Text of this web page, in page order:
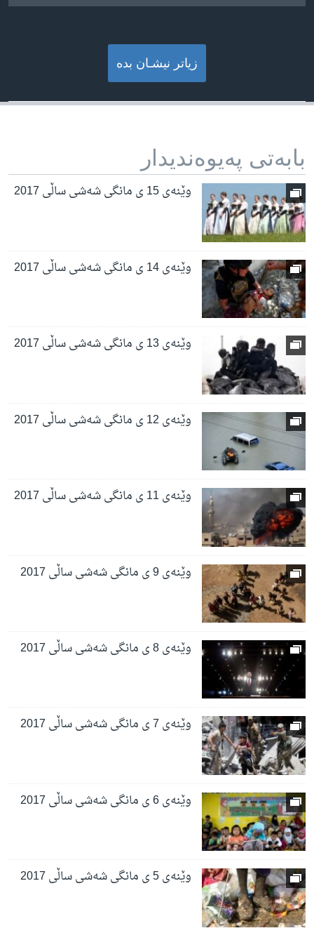
زیاتر نیشـان بده‌
بابه‌تی په‌یوه‌ندیدار
وێنەی 15 ی مانگی شەشی ساڵی 2017
وێنەی 14 ی مانگی شەشی ساڵی 2017
وێنەی 13 ی مانگی شەشی ساڵی 2017
وێنەی 12 ی مانگی شەشی ساڵی 2017
وێنەی 11 ی مانگی شەشی ساڵی 2017
وێنەی 9 ی مانگی شەشی ساڵی 2017
وێنەی 8 ی مانگی شەشی ساڵی 2017
وێنەی 7 ی مانگی شەشی ساڵی 2017
وێنەی 6 ی مانگی شەشی ساڵی 2017
وێنەی 5 ی مانگی شەشی ساڵی 2017